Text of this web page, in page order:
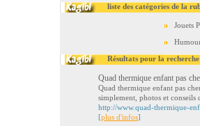
liste des catégories de la
Jouets
Résultats pour la recherche
Quad thermique enfant pas
Quad thermique enfant pas
simplement, photos et conseils
http://www.quad-thermique-
[plus d'infos]